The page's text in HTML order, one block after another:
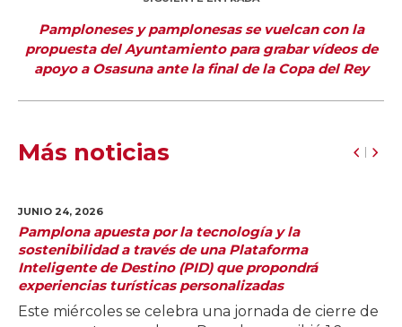
Pamploneses y pamplonesas se vuelcan con la
propuesta del Ayuntamiento para grabar vídeos de
apoyo a Osasuna ante la final de la Copa del Rey
Más noticias
JUNIO 24, 2026
Pamplona apuesta por la tecnología y la
sostenibilidad a través de una Plataforma
Inteligente de Destino (PID) que propondrá
experiencias turísticas personalizadas
Este miércoles se celebra una jornada de cierre de